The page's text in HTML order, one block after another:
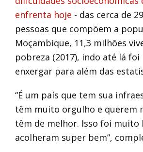
enfrenta hoje - das cerca de
pessoas que compõem a
Moçambique, 11,3 milhões
pobreza (2017), indo até lá foi
enxergar para além das
“É um país que tem sua
têm muito orgulho e querem
têm de melhor. Isso foi muito
acolheram super bem”,